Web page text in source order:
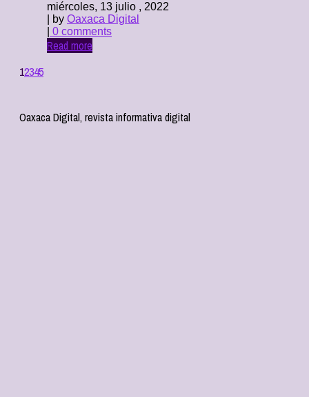
miércoles, 13 julio , 2022
| by Oaxaca Digital
0 comments
Read more
12345
Oaxaca Digital, revista informativa digital